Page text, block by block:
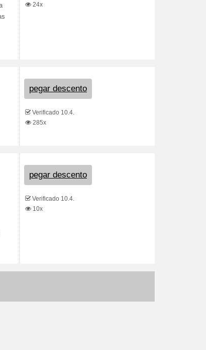
24x
pegar descento
Verificado 10.4.
285x
pegar descento
Verificado 10.4.
10x